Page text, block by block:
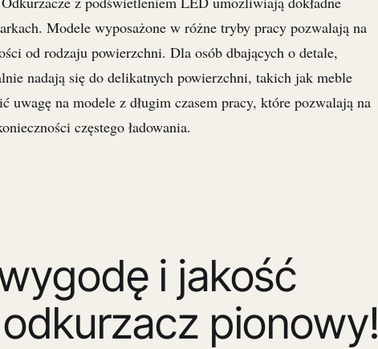
Modele wyposażone w różne tryby pracy pozwalają na
od rodzaju powierzchni. Dla osób dbających o detale,
nadają się do delikatnych powierzchni, takich jak meble
uwagę na modele z długim czasem pracy, które pozwalają na
częstego ładowania.
i jakość
pionowy!